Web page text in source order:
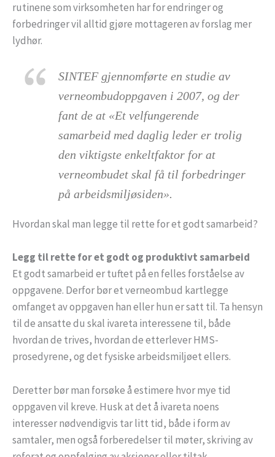
rutinene som virksomheten har for endringer og
forbedringer vil alltid gjøre mottageren av forslag mer
lydhør.
SINTEF gjennomførte en studie av
verneombudoppgaven i 2007, og der
fant de at «Et velfungerende
samarbeid med daglig leder er trolig
den viktigste enkeltfaktor for at
verneombudet skal få til forbedringer
på arbeidsmiljøsiden».
Hvordan skal man legge til rette for et godt samarbeid?
Legg til rette for et godt og produktivt samarbeid
Et godt samarbeid er tuftet på en felles forståelse av
oppgavene. Derfor bør et verneombud kartlegge
omfanget av oppgaven han eller hun er satt til. Ta hensyn
til de ansatte du skal ivareta interessene til, både
hvordan de trives, hvordan de etterlever HMS-
prosedyrene, og det fysiske arbeidsmiljøet ellers.
Deretter bør man forsøke å estimere hvor mye tid
oppgaven vil kreve. Husk at det å ivareta noens
interesser nødvendigvis tar litt tid, både i form av
samtaler, men også forberedelser til møter, skriving av